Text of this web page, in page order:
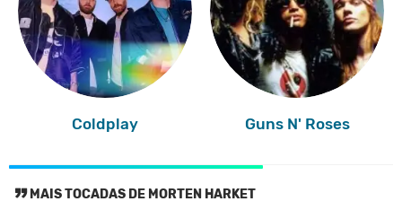
Coldplay Guns N' Roses
MAIS TOCADAS DE MORTEN HARKET